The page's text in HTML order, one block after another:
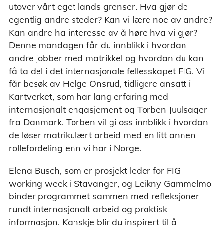
utover vårt eget lands grenser. Hva gjør de
egentlig andre steder? Kan vi lære noe av andre?
Kan andre ha interesse av å høre hva vi gjør?
Denne mandagen får du innblikk i hvordan
andre jobber med matrikkel og hvordan du kan
få ta del i det internasjonale fellesskapet FIG. Vi
får besøk av Helge Onsrud, tidligere ansatt i
Kartverket, som har lang erfaring med
internasjonalt engasjement og Torben Juulsager
fra Danmark. Torben vil gi oss innblikk i hvordan
de løser matrikulært arbeid med en litt annen
rollefordeling enn vi har i Norge.
Elena Busch, som er prosjekt leder for FIG
working week i Stavanger, og Leikny Gammelmo
binder programmet sammen med refleksjoner
rundt internasjonalt arbeid og praktisk
informasjon. Kanskje blir du inspirert til å